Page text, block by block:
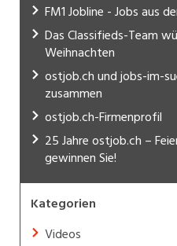
FM1 Jobline - Jobs aus
Das Classifieds-Team
Weihnachten
ostjob.ch und jobs-im-
zusammen
ostjob.ch-Firmenprofil
25 Jahre ostjob.ch –
gewinnen Sie!
Kategorien
Videos